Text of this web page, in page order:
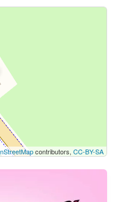
la carte.
contributors, CC-BY-SA